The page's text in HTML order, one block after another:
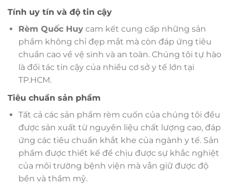
Tính uy tín và độ tin cậy
Rèm Quốc Huycam kết cung cấp những sản
phẩm không chỉ đẹp mắt mà còn đáp ứng tiêu
chuẩn cao về vệ sinh và an toàn. Chúng tôi tự hào
là đối tác tin cậy của nhiều cơ sở y tế lớn tại
TP.HCM.
Tiêu chuẩn sản phẩm
Tất cả các sản phẩm rèm cuốn của chúng tôi đều
được sản xuất từ nguyên liệu chất lượng cao, đáp
ứng các tiêu chuẩn khắt khe của ngành y tế. Sản
phẩm được thiết kế để chịu được sự khắc nghiệt
của môi trường bệnh viện mà vẫn giữ được độ
bền và thẩm mỹ.